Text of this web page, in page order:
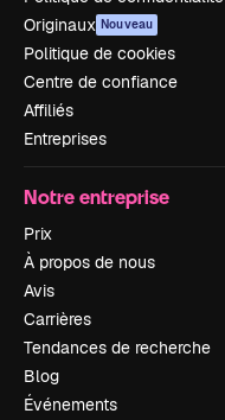
Originaux Nouveau
Politique de cookies
Centre de confiance
Affiliés
Entreprises
Notre entreprise
Prix
À propos de nous
Avis
Carrières
Tendances de recherche
Blog
Événements